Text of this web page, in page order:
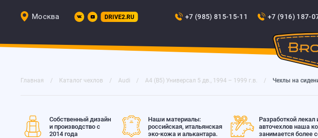
Москва DRIVE2.RU +7 (985) 815-15-11 +7 (916) 187-
Главная Каталог чехлов Audi A4 (B5) Универсал 5 дв., 1994 – 1999 г.в. Чехлы на
Собственный дизайн
и производство с
2014 года
Наши материалы:
российская, итальянская
эко-кожа и алькантара.
Разработкой
авточехлов наша
занимается более